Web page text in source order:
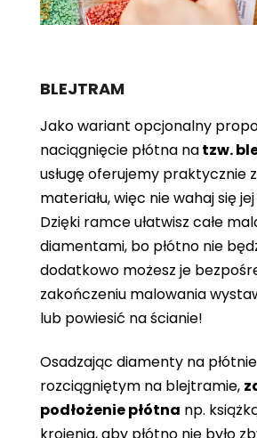
BLEJTRAM
Jako wariant opcjonalny
naciągnięcie płótna natzw.
usługę oferujemy praktycznie
materiału, więc nie wahaj się
Dzięki ramce ułatwisz całe
diamentami, bo płótno nie
dodatkowo możesz je
zakończeniu malowania
lub powiesić na ścianie!
Osadzając diamenty na płótnie
rozciągniętym na blejtramie,
podłożenie płótna np.
krojenia, aby płótno nie było